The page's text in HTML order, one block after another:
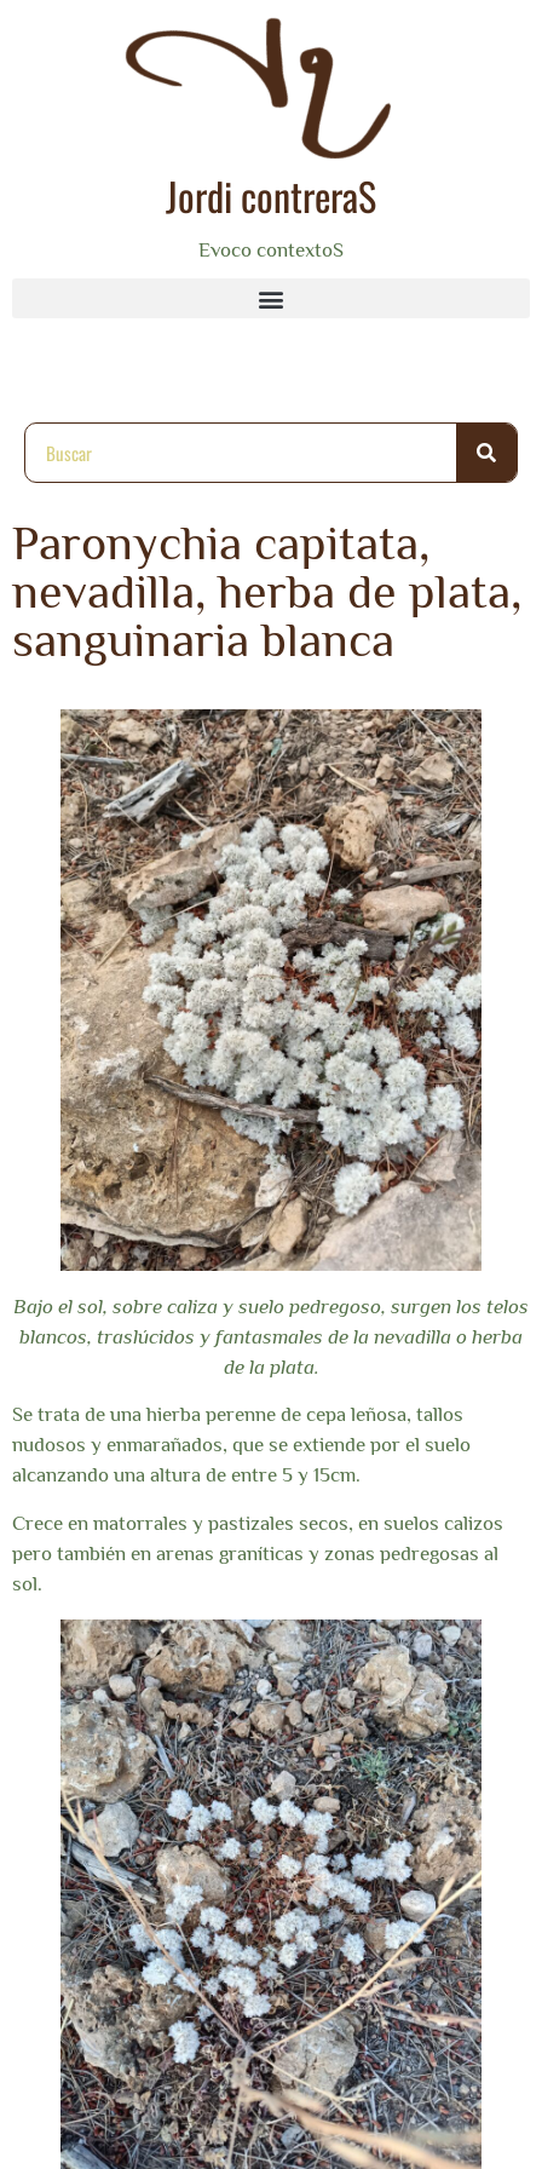
Jordi contreraS
Evoco contextoS
Paronychia capitata,
nevadilla, herba de plata,
sanguinaria blanca
Bajo el sol, sobre caliza y suelo pedregoso, surgen los telos
blancos, traslúcidos y fantasmales de la nevadilla o herba
de la plata.
Se trata de una hierba perenne de cepa leñosa, tallos
nudosos y enmarañados, que se extiende por el suelo
alcanzando una altura de entre 5 y 15cm.
Crece en matorrales y pastizales secos, en suelos calizos
pero también en arenas graníticas y zonas pedregosas al
sol.